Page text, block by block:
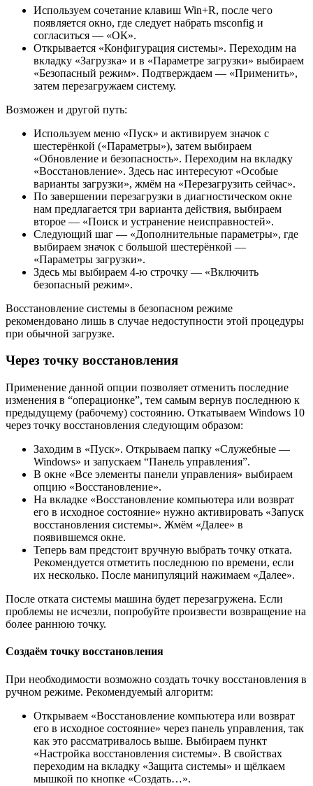
Используем сочетание клавиш Win+R, после чего
появляется окно, где следует набрать msconfig и
согласиться — «ОК».
Открывается «Конфигурация системы». Переходим на
вкладку «Загрузка» и в «Параметре загрузки» выбираем
«Безопасный режим». Подтверждаем — «Применить»,
затем перезагружаем систему.
Возможен и другой путь:
Используем меню «Пуск» и активируем значок с
шестерёнкой («Параметры»), затем выбираем
«Обновление и безопасность». Переходим на вкладку
«Восстановление». Здесь нас интересуют «Особые
варианты загрузки», жмём на «Перезагрузить сейчас».
По завершении перезагрузки в диагностическом окне
нам предлагается три варианта действия, выбираем
второе — «Поиск и устранение неисправностей».
Следующий шаг — «Дополнительные параметры», где
выбираем значок с большой шестерёнкой —
«Параметры загрузки».
Здесь мы выбираем 4-ю строчку — «Включить
безопасный режим».
Восстановление системы в безопасном режиме
рекомендовано лишь в случае недоступности этой процедуры
при обычной загрузке.
Через точку восстановления
Применение данной опции позволяет отменить последние
изменения в “операционке”, тем самым вернув последнюю к
предыдущему (рабочему) состоянию. Откатываем Windows 10
через точку восстановления следующим образом:
Заходим в «Пуск». Открываем папку «Служебные —
Windows» и запускаем “Панель управления”.
В окне «Все элементы панели управления» выбираем
опцию «Восстановление».
На вкладке «Восстановление компьютера или возврат
его в исходное состояние» нужно активировать «Запуск
восстановления системы». Жмём «Далее» в
появившемся окне.
Теперь вам предстоит вручную выбрать точку отката.
Рекомендуется отметить последнюю по времени, если
их несколько. После манипуляций нажимаем «Далее».
После отката системы машина будет перезагружена. Если
проблемы не исчезли, попробуйте произвести возвращение на
более раннюю точку.
Создаём точку восстановления
При необходимости возможно создать точку восстановления в
ручном режиме. Рекомендуемый алгоритм:
Открываем «Восстановление компьютера или возврат
его в исходное состояние» через панель управления, так
как это рассматривалось выше. Выбираем пункт
«Настройка восстановления системы». В свойствах
переходим на вкладку «Защита системы» и щёлкаем
мышкой по кнопке «Создать…».